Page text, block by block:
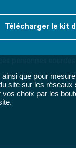
que pour
site sur les
choix par les
Télécharger le kit